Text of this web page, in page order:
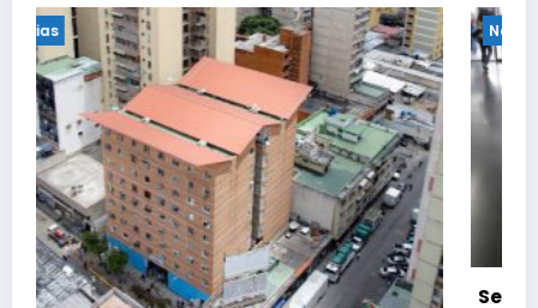
Noticias
Sepa qué debe hacer si su cuenta en el Saime